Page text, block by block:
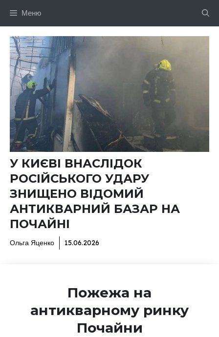
Меню
У КИЄВІ ВНАСЛІДОК
РОСІЙСЬКОГО УДАРУ
ЗНИЩЕНО ВІДОМИЙ
АНТИКВАРНИЙ БАЗАР НА
ПОЧАЙНІ
Ольга Яценко 15.06.2026
Пожежа на
антикварному ринку
Почайни